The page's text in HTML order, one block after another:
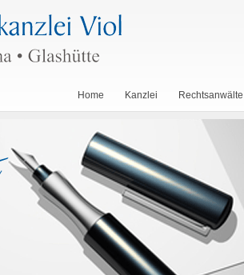
Home Kanzlei Rechtsanwälte